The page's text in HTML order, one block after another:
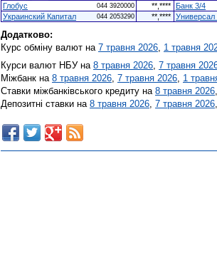
Глобус
044 3920000 **,**** Банк 3/4
Украинский Капитал
044 2053290 **,**** Универсал
Додатково:
Курс обміну валют на 7 травня 2026, 1 травня
Курси валют НБУ на 8 травня 2026, 7 травня
Міжбанк на 8 травня 2026, 7 травня 2026, 1
Ставки міжбанківського кредиту на 8 травня 2026,
Депозитні ставки на 8 травня 2026, 7 травня 2026,